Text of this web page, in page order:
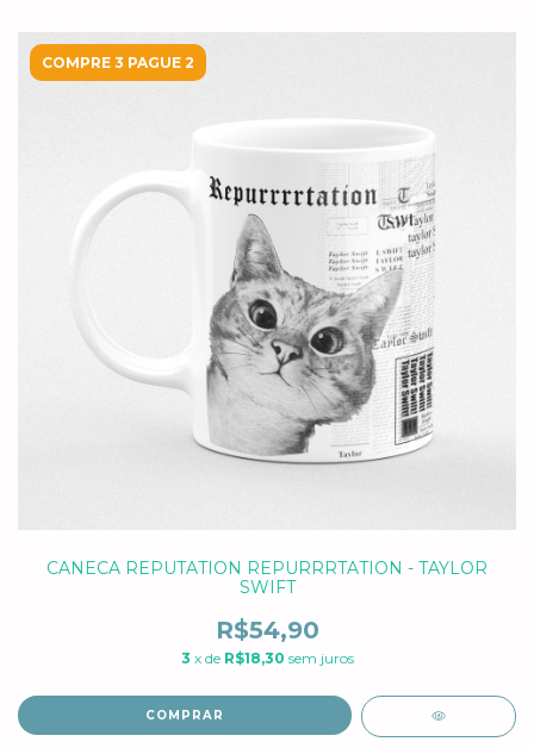
COMPRE 3 PAGUE 2
CANECA REPUTATION REPURRRTATION - TAYLOR
SWIFT
R$54,90
3 x de R$18,30 sem juros
COMPRAR